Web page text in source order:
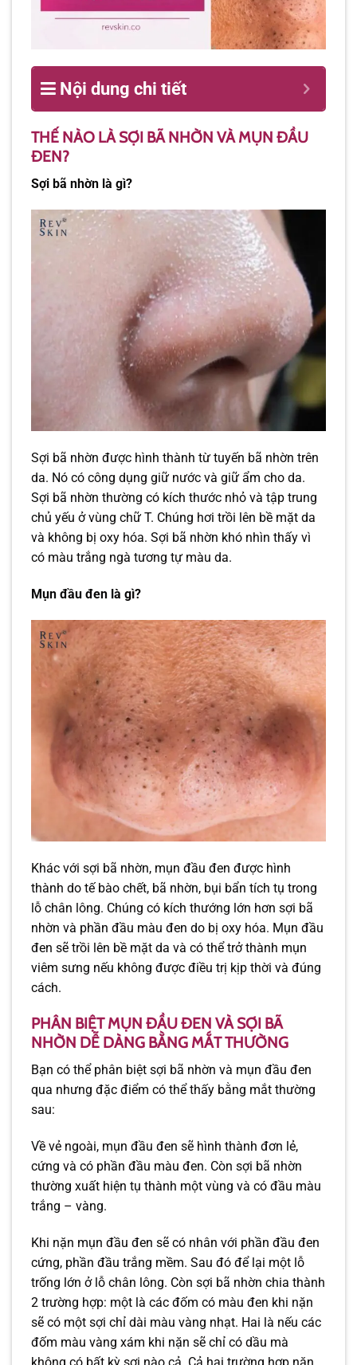
Nội dung chi tiết
THẾ NÀO LÀ SỢI BÃ NHỜN VÀ MỤN ĐẦU
ĐEN?
Sợi bã nhờn là gì?
Sợi bã nhờn được hình thành từ tuyến bã nhờn trên
da. Nó có công dụng giữ nước và giữ ẩm cho da.
Sợi bã nhờn thường có kích thước nhỏ và tập trung
chủ yếu ở vùng chữ T. Chúng hơi trồi lên bề mặt da
và không bị oxy hóa. Sợi bã nhờn khó nhìn thấy vì
có màu trắng ngà tương tự màu da.
Mụn đầu đen là gì?
Khác với sợi bã nhờn, mụn đầu đen được hình
thành do tế bào chết, bã nhờn, bụi bẩn tích tụ trong
lỗ chân lông. Chúng có kích thướng lớn hơn sợi bã
nhờn và phần đầu màu đen do bị oxy hóa. Mụn đầu
đen sẽ trồi lên bề mặt da và có thể trở thành mụn
viêm sưng nếu không được điều trị kịp thời và đúng
cách.
PHÂN BIỆT MỤN ĐẦU ĐEN VÀ SỢI BÃ
NHỜN DỄ DÀNG BẰNG MẮT THƯỜNG
Bạn có thể phân biệt sợi bã nhờn và mụn đầu đen
qua nhưng đặc điểm có thể thấy bằng mắt thường
sau:
Về vẻ ngoài, mụn đầu đen sẽ hình thành đơn lẻ,
cứng và có phần đầu màu đen. Còn sợi bã nhờn
thường xuất hiện tụ thành một vùng và có đầu màu
trắng – vàng.
Khi nặn mụn đầu đen sẽ có nhân với phần đầu đen
cứng, phần đầu trắng mềm. Sau đó để lại một lỗ
trống lớn ở lỗ chân lông. Còn sợi bã nhờn chia thành
2 trường hợp: một là các đốm có màu đen khi nặn
sẽ có một sợi chỉ dài màu vàng nhạt. Hai là nếu các
đốm màu vàng xám khi nặn sẽ chỉ có dầu mà
không có bất kỳ sợi nào cả. Cả hai trường hợp nặn